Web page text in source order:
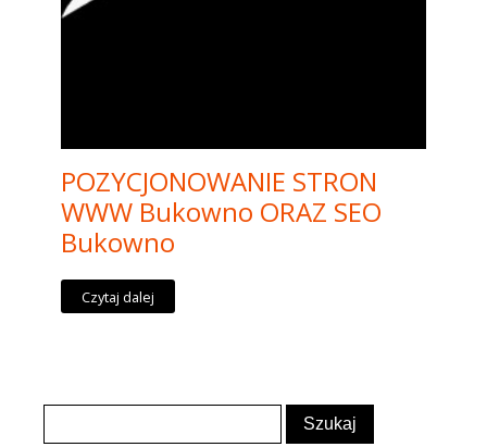
POZYCJONOWANIE STRON
WWW Bukowno ORAZ SEO
Bukowno
Czytaj dalej